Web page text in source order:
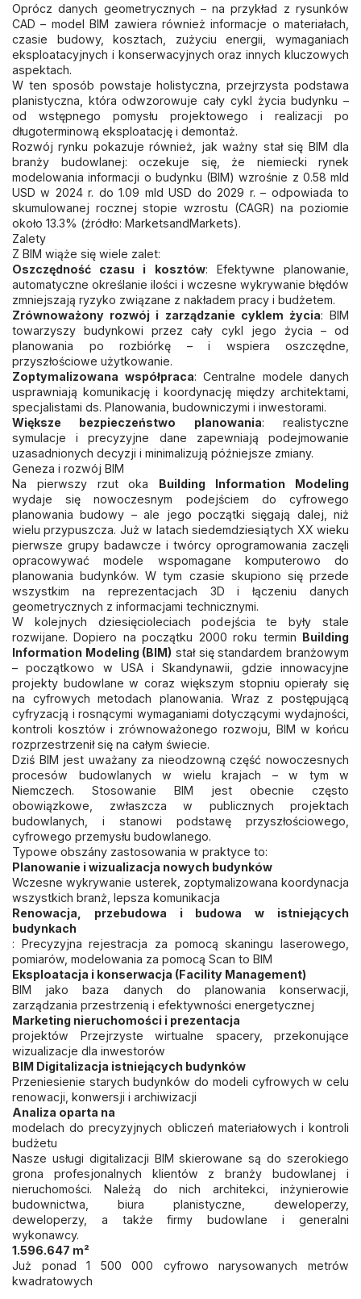
Oprócz danych geometrycznych – na przykład z rysunków
CAD – model BIM zawiera również informacje o materiałach,
czasie budowy, kosztach, zużyciu energii, wymaganiach
eksploatacyjnych i konserwacyjnych oraz innych kluczowych
aspektach.
W ten sposób powstaje holistyczna, przejrzysta podstawa
planistyczna, która odwzorowuje cały cykl życia budynku –
od wstępnego pomysłu projektowego i realizacji po
długoterminową eksploatację i demontaż.
Rozwój rynku pokazuje również, jak ważny stał się BIM dla
branży budowlanej: oczekuje się, że niemiecki rynek
modelowania informacji o budynku (BIM) wzrośnie z 0.58 mld
USD w 2024 r. do 1.09 mld USD do 2029 r. – odpowiada to
skumulowanej rocznej stopie wzrostu (CAGR) na poziomie
około 13.3% (źródło: MarketsandMarkets).
Zalety
Z BIM wiąże się wiele zalet:
Oszczędność czasu i kosztów: Efektywne planowanie,
automatyczne określanie ilości i wczesne wykrywanie błędów
zmniejszają ryzyko związane z nakładem pracy i budżetem.
Zrównoważony rozwój i zarządzanie cyklem życia: BIM
towarzyszy budynkowi przez cały cykl jego życia – od
planowania po rozbiórkę – i wspiera oszczędne,
przyszłościowe użytkowanie.
Zoptymalizowana współpraca: Centralne modele danych
usprawniają komunikację i koordynację między architektami,
specjalistami ds. Planowania, budowniczymi i inwestorami.
Większe bezpieczeństwo planowania: realistyczne
symulacje i precyzyjne dane zapewniają podejmowanie
uzasadnionych decyzji i minimalizują późniejsze zmiany.
Geneza i rozwój BIM
Na pierwszy rzut oka Building Information Modeling
wydaje się nowoczesnym podejściem do cyfrowego
planowania budowy – ale jego początki sięgają dalej, niż
wielu przypuszcza. Już w latach siedemdziesiątych XX wieku
pierwsze grupy badawcze i twórcy oprogramowania zaczęli
opracowywać modele wspomagane komputerowo do
planowania budynków. W tym czasie skupiono się przede
wszystkim na reprezentacjach 3D i łączeniu danych
geometrycznych z informacjami technicznymi.
W kolejnych dziesięcioleciach podejścia te były stale
rozwijane. Dopiero na początku 2000 roku termin Building
Information Modeling (BIM) stał się standardem branżowym
– początkowo w USA i Skandynawii, gdzie innowacyjne
projekty budowlane w coraz większym stopniu opierały się
na cyfrowych metodach planowania. Wraz z postępującą
cyfryzacją i rosnącymi wymaganiami dotyczącymi wydajności,
kontroli kosztów i zrównoważonego rozwoju, BIM w końcu
rozprzestrzenił się na całym świecie.
Dziś BIM jest uważany za nieodzowną część nowoczesnych
procesów budowlanych w wielu krajach – w tym w
Niemczech. Stosowanie BIM jest obecnie często
obowiązkowe, zwłaszcza w publicznych projektach
budowlanych, i stanowi podstawę przyszłościowego,
cyfrowego przemysłu budowlanego.
Typowe obszány zastosowania w praktyce to:
Planowanie i wizualizacja nowych budynków
Wczesne wykrywanie usterek, zoptymalizowana koordynacja
wszystkich branż, lepsza komunikacja
Renowacja, przebudowa i budowa w istniejących
budynkach
: Precyzyjna rejestracja za pomocą skaningu laserowego,
pomiarów, modelowania za pomocą Scan to BIM
Eksploatacja i konserwacja (Facility Management)
BIM jako baza danych do planowania konserwacji,
zarządzania przestrzenią i efektywności energetycznej
Marketing nieruchomości i prezentacja
projektów Przejrzyste wirtualne spacery, przekonujące
wizualizacje dla inwestorów
BIM Digitalizacja istniejących budynków
Przeniesienie starych budynków do modeli cyfrowych w celu
renowacji, konwersji i archiwizacji
Analiza oparta na
modelach do precyzyjnych obliczeń materiałowych i kontroli
budżetu
Nasze usługi digitalizacji BIM skierowane są do szerokiego
grona profesjonalnych klientów z branży budowlanej i
nieruchomości. Należą do nich architekci, inżynierowie
budownictwa, biura planistyczne, deweloperzy,
deweloperzy, a także firmy budowlane i generalni
wykonawcy.
1.596.647 m²
Już ponad 1 500 000 cyfrowo narysowanych metrów
kwadratowych